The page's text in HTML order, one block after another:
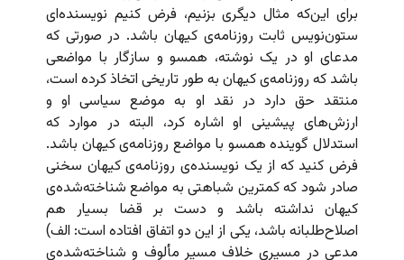
برای این‌که مثال دیگری بزنیم، فرض کنیم نویسنده‌ای
ستون‌نویس ثابت روزنامه‌ی کیهان باشد. در صورتی که
مدعای او در یک نوشته، همسو و سازگار با مواضعی
باشد که روزنامه‌ی کیهان به طور تاریخی اتخاذ کرده است،
منتقد حق دارد در نقد او به موضع سیاسی او و
ارزش‌های پیشینی او اشاره کرد، البته در موارد که
استدلال گوینده همسو با مواضع روزنامه‌ی کیهان باشد.
فرض کنید که از یک نویسنده‌ی روزنامه‌ی کیهان سخنی
صادر شود که کمترین شباهتی به مواضع شناخته‌شده‌ی
کیهان نداشته باشد و دست بر قضا بسیار هم
اصلاح‌‌طلبانه باشد، یکی از این دو اتفاق افتاده است: الف)
مدعی در مسیری خلاف مسیر مألوف و شناخته‌‌شده‌ی